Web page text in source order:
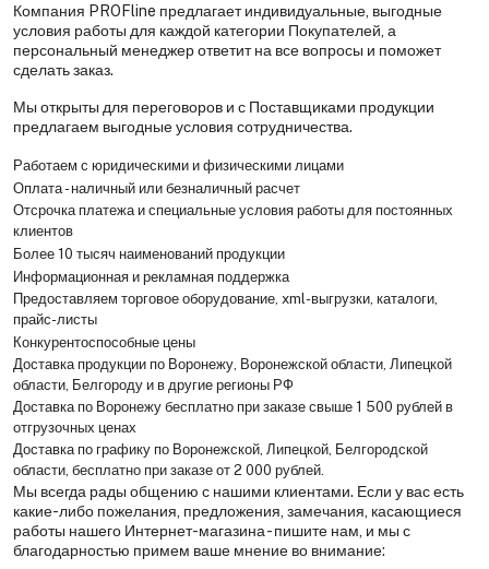
Компания PROFline предлагает индивидуальные, выгодные
условия работы для каждой категории Покупателей, а
персональный менеджер ответит на все вопросы и поможет
сделать заказ.
Мы открыты для переговоров и с Поставщиками продукции
предлагаем выгодные условия сотрудничества.
Работаем с юридическими и физическими лицами
Оплата - наличный или безналичный расчет
Отсрочка платежа и специальные условия работы для постоянных
клиентов
Более 10 тысяч наименований продукции
Информационная и рекламная поддержка
Предоставляем торговое оборудование, xml-выгрузки, каталоги,
прайс-листы
Конкурентоспособные цены
Доставка продукции по Воронежу, Воронежской области, Липецкой
области, Белгороду и в другие регионы РФ
Доставка по Воронежу бесплатно при заказе свыше 1 500 рублей в
отгрузочных ценах
Доставка по графику по Воронежской, Липецкой, Белгородской
области, бесплатно при заказе от 2 000 рублей.
Мы всегда рады общению с нашими клиентами. Если у вас есть
какие-либо пожелания, предложения, замечания, касающиеся
работы нашего Интернет-магазина - пишите нам, и мы с
благодарностью примем ваше мнение во внимание: